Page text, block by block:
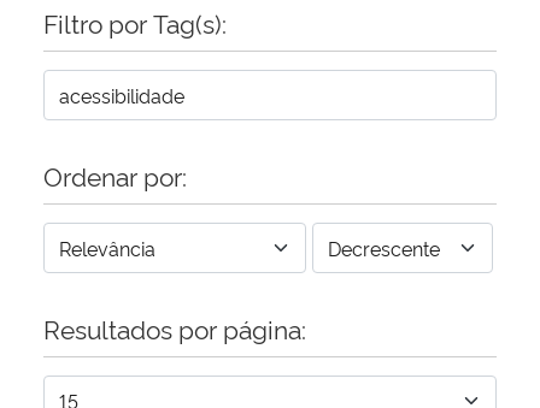
Filtro por Tag(s):
Ordenar por:
Resultados por página: